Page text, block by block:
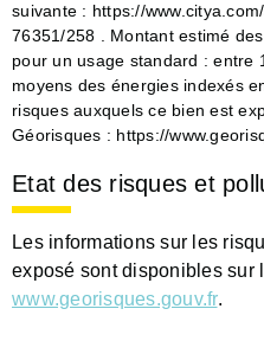
suivante : https://
76351/258 . Montant estimé
pour un usage standard : entre
moyens des énergies indexés
risques auxquels ce bien est
Géorisques : https://
Etat des risques et
Les informations sur les
exposé sont disponibles sur
www.georisques.gouv.fr.